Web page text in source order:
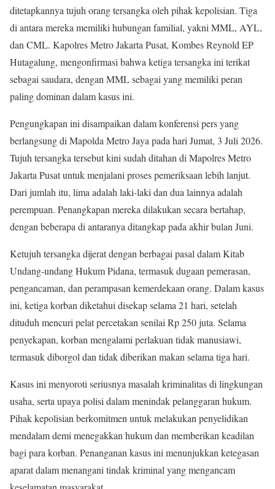
ditetapkannya tujuh orang tersangka oleh pihak kepolisian. Tiga
di antara mereka memiliki hubungan familial, yakni MML, AYL,
dan CML. Kapolres Metro Jakarta Pusat, Kombes Reynold EP
Hutagalung, mengonfirmasi bahwa ketiga tersangka ini terikat
sebagai saudara, dengan MML sebagai yang memiliki peran
paling dominan dalam kasus ini.
Pengungkapan ini disampaikan dalam konferensi pers yang
berlangsung di Mapolda Metro Jaya pada hari Jumat, 3 Juli 2026.
Tujuh tersangka tersebut kini sudah ditahan di Mapolres Metro
Jakarta Pusat untuk menjalani proses pemeriksaan lebih lanjut.
Dari jumlah itu, lima adalah laki-laki dan dua lainnya adalah
perempuan. Penangkapan mereka dilakukan secara bertahap,
dengan beberapa di antaranya ditangkap pada akhir bulan Juni.
Ketujuh tersangka dijerat dengan berbagai pasal dalam Kitab
Undang-undang Hukum Pidana, termasuk dugaan pemerasan,
pengancaman, dan perampasan kemerdekaan orang. Dalam kasus
ini, ketiga korban diketahui disekap selama 21 hari, setelah
dituduh mencuri pelat percetakan senilai Rp 250 juta. Selama
penyekapan, korban mengalami perlakuan tidak manusiawi,
termasuk diborgol dan tidak diberikan makan selama tiga hari.
Kasus ini menyoroti seriusnya masalah kriminalitas di lingkungan
usaha, serta upaya polisi dalam menindak pelanggaran hukum.
Pihak kepolisian berkomitmen untuk melakukan penyelidikan
mendalam demi menegakkan hukum dan memberikan keadilan
bagi para korban. Penanganan kasus ini menunjukkan ketegasan
aparat dalam menangani tindak kriminal yang mengancam